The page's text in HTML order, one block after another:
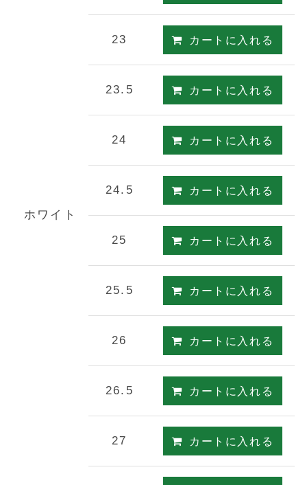
ホワイト
23 カートに入れる
23.5 カートに入れる
24 カートに入れる
24.5 カートに入れる
25 カートに入れる
25.5 カートに入れる
26 カートに入れる
26.5 カートに入れる
27 カートに入れる